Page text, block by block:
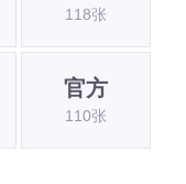
118张
官方
110张